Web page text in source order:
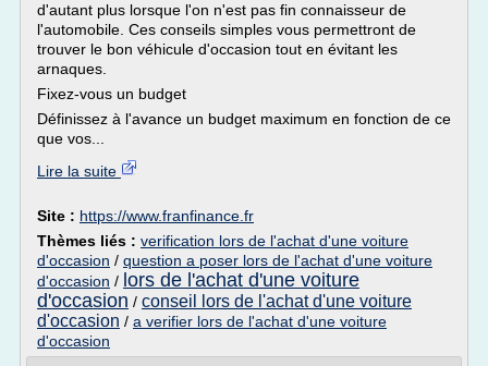
d'autant plus lorsque l'on n'est pas fin connaisseur de
l'automobile. Ces conseils simples vous permettront de
trouver le bon véhicule d'occasion tout en évitant les
arnaques.
Fixez-vous un budget
Définissez à l'avance un budget maximum en fonction de ce
que vos...
Lire la suite
Site : https://www.franfinance.fr
Thèmes liés : verification lors de l'achat d'une voiture
d'occasion / question a poser lors de l'achat d'une voiture
d'occasion / lors de l'achat d'une voiture
d'occasion / conseil lors de l'achat d'une voiture
d'occasion / a verifier lors de l'achat d'une voiture
d'occasion